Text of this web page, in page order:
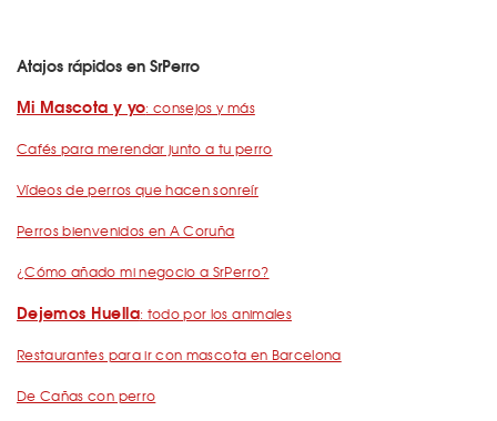
Atajos rápidos en SrPerro
Mi Mascota y yo: consejos y más
Cafés para merendar junto a tu perro
Vídeos de perros que hacen sonreír
Perros bienvenidos en A Coruña
¿Cómo añado mi negocio a SrPerro?
Dejemos Huella: todo por los animales
Restaurantes para ir con mascota en Barcelona
De Cañas con perro